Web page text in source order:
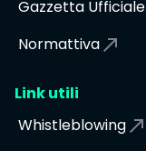
Gazzetta Ufficiale
Normattiva
Link utili
Whistleblowing